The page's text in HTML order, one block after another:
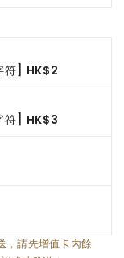
符] HK$2
符] HK$3
，請先增值卡內餘